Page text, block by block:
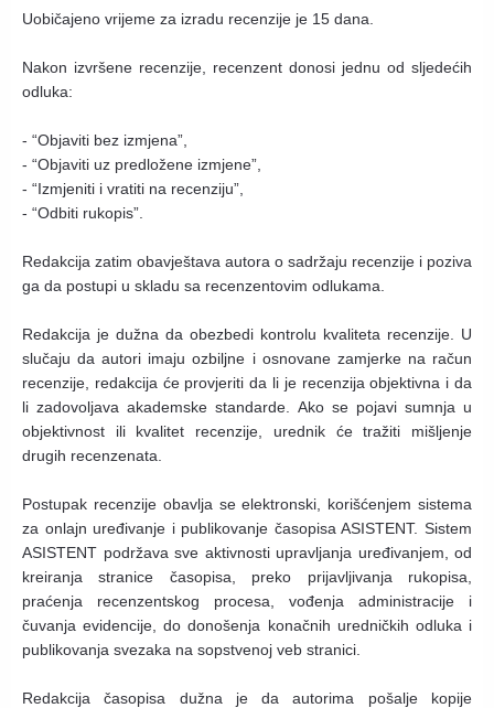
Uobičajeno vrijeme za izradu recenzije je 15 dana.
Nakon izvršene recenzije, recenzent donosi jednu od sljedećih
odluka:
- “Objaviti bez izmjena”,
- “Objaviti uz predložene izmjene”,
- “Izmjeniti i vratiti na recenziju”,
- “Odbiti rukopis”.
Redakcija zatim obavještava autora o sadržaju recenzije i poziva
ga da postupi u skladu sa recenzentovim odlukama.
Redakcija je dužna da obezbedi kontrolu kvaliteta recenzije. U
slučaju da autori imaju ozbiljne i osnovane zamjerke na račun
recenzije, redakcija će provjeriti da li je recenzija objektivna i da
li zadovoljava akademske standarde. Ako se pojavi sumnja u
objektivnost ili kvalitet recenzije, urednik će tražiti mišljenje
drugih recenzenata.
Postupak recenzije obavlja se elektronski, korišćenjem sistema
za onlajn uređivanje i publikovanje časopisa ASISTENT. Sistem
ASISTENT podržava sve aktivnosti upravljanja uređivanjem, od
kreiranja stranice časopisa, preko prijavljivanja rukopisa,
praćenja recenzentskog procesa, vođenja administracije i
čuvanja evidencije, do donošenja konačnih uredničkih odluka i
publikovanja svezaka na sopstvenoj veb stranici.
Redakcija časopisa dužna je da autorima pošalje kopije